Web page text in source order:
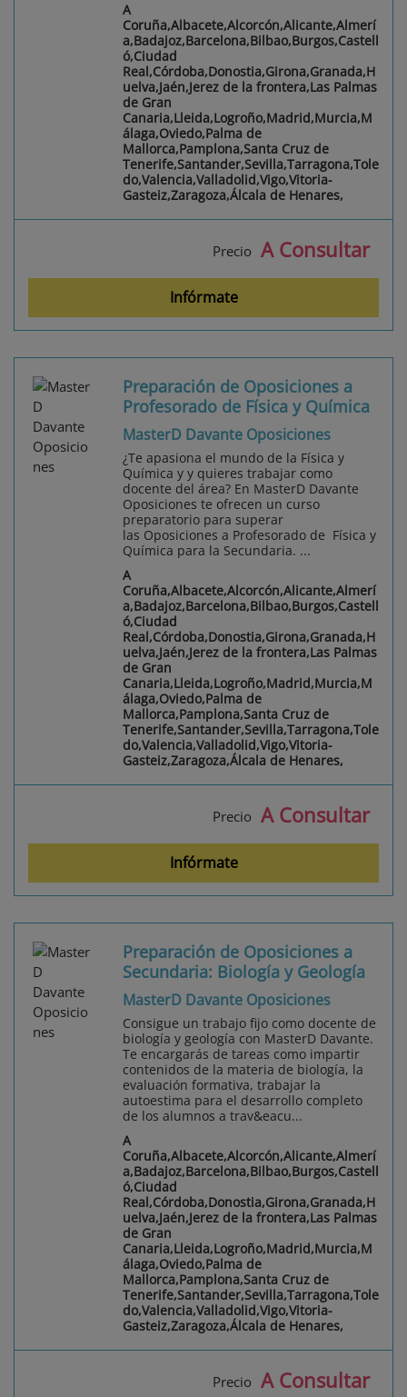
A
Coruña,Albacete,Alcorcón,Alicante,Almerí
a,Badajoz,Barcelona,Bilbao,Burgos,Castell
ó,Ciudad
Real,Córdoba,Donostia,Girona,Granada,H
uelva,Jaén,Jerez de la frontera,Las Palmas
de Gran
Canaria,Lleida,Logroño,Madrid,Murcia,M
álaga,Oviedo,Palma de
Mallorca,Pamplona,Santa Cruz de
Tenerife,Santander,Sevilla,Tarragona,Tole
do,Valencia,Valladolid,Vigo,Vitoria-
Gasteiz,Zaragoza,Álcala de Henares,
Precio A Consultar
Infórmate
Preparación de Oposiciones a
Profesorado de Física y Química
MasterD Davante Oposiciones
¿Te apasiona el mundo de la Física y
Química y y quieres trabajar como
docente del área? En MasterD Davante
Oposiciones te ofrecen un curso
preparatorio para superar
las Oposiciones a Profesorado de Física y
Química para la Secundaria. ...
A
Coruña,Albacete,Alcorcón,Alicante,Almerí
a,Badajoz,Barcelona,Bilbao,Burgos,Castell
ó,Ciudad
Real,Córdoba,Donostia,Girona,Granada,H
uelva,Jaén,Jerez de la frontera,Las Palmas
de Gran
Canaria,Lleida,Logroño,Madrid,Murcia,M
álaga,Oviedo,Palma de
Mallorca,Pamplona,Santa Cruz de
Tenerife,Santander,Sevilla,Tarragona,Tole
do,Valencia,Valladolid,Vigo,Vitoria-
Gasteiz,Zaragoza,Álcala de Henares,
Precio A Consultar
Infórmate
Preparación de Oposiciones a
Secundaria: Biología y Geología
MasterD Davante Oposiciones
Consigue un trabajo fijo como docente de
biología y geología con MasterD Davante.
Te encargarás de tareas como impartir
contenidos de la materia de biología, la
evaluación formativa, trabajar la
autoestima para el desarrollo completo
de los alumnos a trav&eacu...
A
Coruña,Albacete,Alcorcón,Alicante,Almerí
a,Badajoz,Barcelona,Bilbao,Burgos,Castell
ó,Ciudad
Real,Córdoba,Donostia,Girona,Granada,H
uelva,Jaén,Jerez de la frontera,Las Palmas
de Gran
Canaria,Lleida,Logroño,Madrid,Murcia,M
álaga,Oviedo,Palma de
Mallorca,Pamplona,Santa Cruz de
Tenerife,Santander,Sevilla,Tarragona,Tole
do,Valencia,Valladolid,Vigo,Vitoria-
Gasteiz,Zaragoza,Álcala de Henares,
Precio A Consultar